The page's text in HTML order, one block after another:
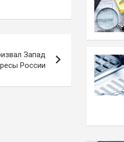
Запад
России